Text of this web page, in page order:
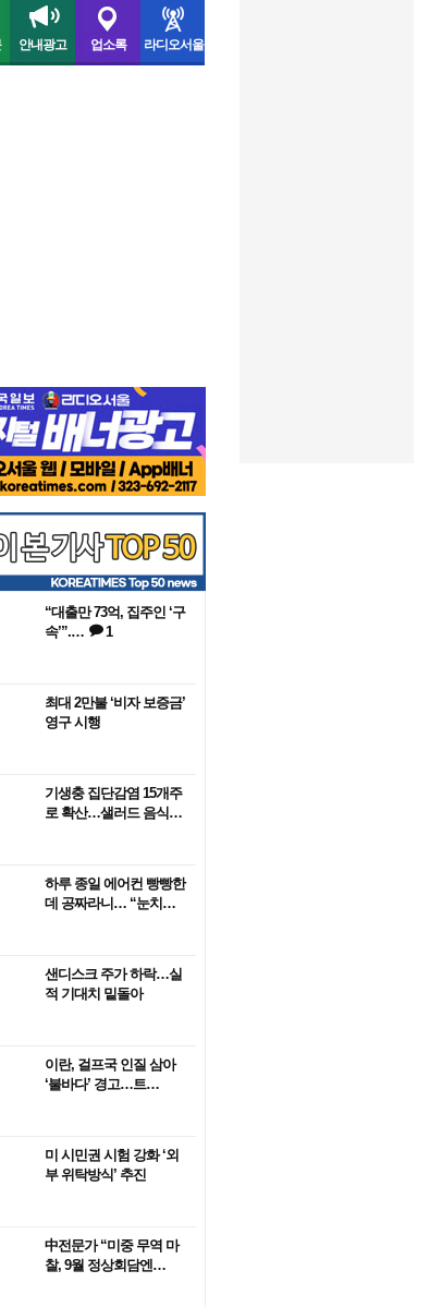
안내광고 업소록 라디오서울
“대출만 73억, 집주인 ‘구
속’”.…
1
최대 2만불 ‘비자 보증금’
영구 시행
기생충 집단감염 15개주
로 확산…샐러드 음식…
하루 종일 에어컨 빵빵한
데 공짜라니… “눈치…
샌디스크 주가 하락…실
적 기대치 밑돌아
이란, 걸프국 인질 삼아
‘불바다’ 경고…트…
미 시민권 시험 강화 ‘외
부 위탁방식’ 추진
中전문가 “미중 무역 마
찰, 9월 정상회담엔…